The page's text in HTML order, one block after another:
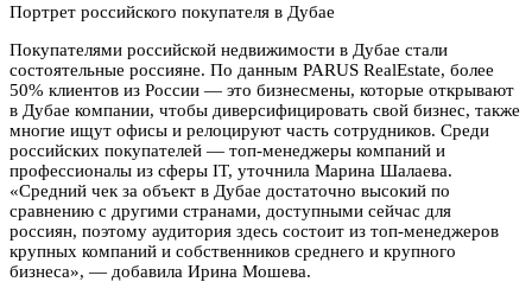
Портрет российского покупателя в Дубае
Покупателями российской недвижимости в Дубае стали
состоятельные россияне. По данным PARUS RealEstate, более
50% клиентов из России — это бизнесмены, которые открывают
в Дубае компании, чтобы диверсифицировать свой бизнес, также
многие ищут офисы и релоцируют часть сотрудников. Среди
российских покупателей — топ-менеджеры компаний и
профессионалы из сферы IT, уточнила Марина Шалаева.
«Средний чек за объект в Дубае достаточно высокий по
сравнению с другими странами, доступными сейчас для
россиян, поэтому аудитория здесь состоит из топ-менеджеров
крупных компаний и собственников среднего и крупного
бизнеса», — добавила Ирина Мошева.